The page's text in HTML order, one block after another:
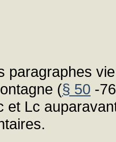
paragraphes
(§ 50 -
et Lc